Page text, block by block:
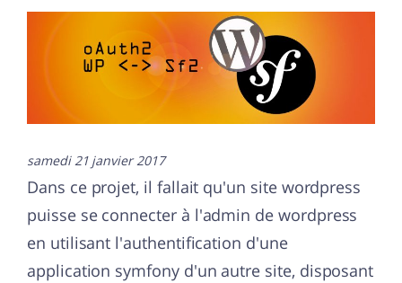
samedi 21 janvier 2017
Dans ce projet, il fallait qu'un site wordpress
puisse se connecter à l'admin de wordpress
en utilisant l'authentification d'une
application symfony d'un autre site, disposant